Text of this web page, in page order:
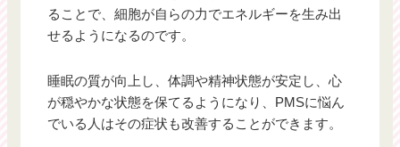
ることで、細胞が自らの力でエネルギーを生み出
せるようになるのです。
睡眠の質が向上し、体調や精神状態が安定し、心
が穏やかな状態を保てるようになり、PMSに悩ん
でいる人はその症状も改善することができます。